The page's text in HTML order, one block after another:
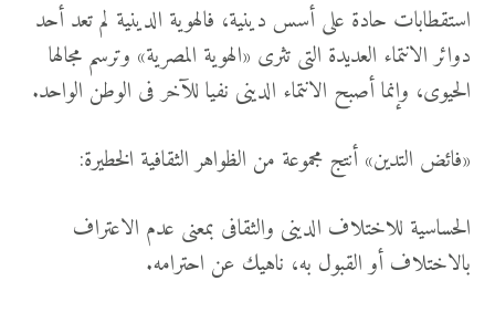
استقطابات حادة على أسس دينية، فالهوية الدينية لم تعد أحد
دوائر الانتماء العديدة التى تثرى «الهوية المصرية» وترسم مجالها
الحيوى، وإنما أصبح الانتماء الدينى نفيا للآخر فى الوطن الواحد.
«فائض التدين» أنتج مجموعة من الظواهر الثقافية الخطيرة:
الحساسية للاختلاف الدينى والثقافى بمعنى عدم الاعتراف
بالاختلاف أو القبول به، ناهيك عن احترامه.